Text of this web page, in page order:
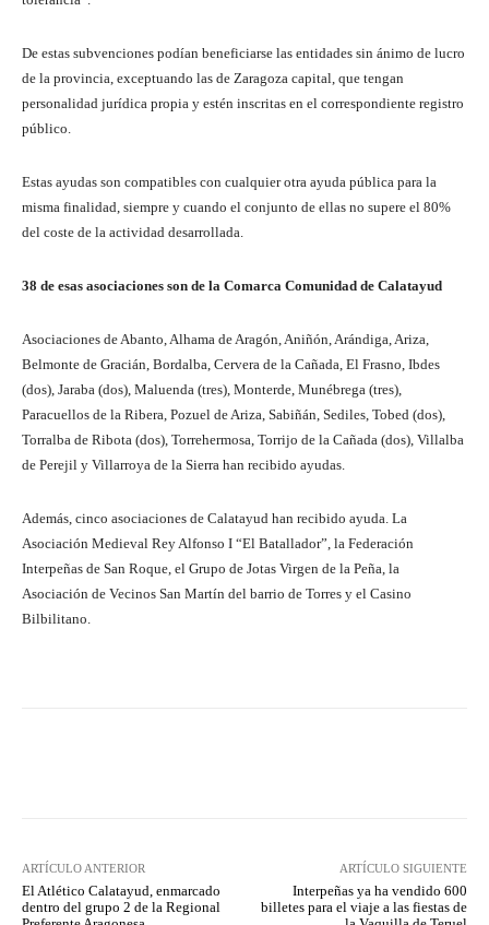
De estas subvenciones podían beneficiarse las entidades sin ánimo de lucro
de la provincia, exceptuando las de Zaragoza capital, que tengan
personalidad jurídica propia y estén inscritas en el correspondiente registro
público.
Estas ayudas son compatibles con cualquier otra ayuda pública para la
misma finalidad, siempre y cuando el conjunto de ellas no supere el 80%
del coste de la actividad desarrollada.
38 de esas asociaciones son de la Comarca Comunidad de Calatayud
Asociaciones de Abanto, Alhama de Aragón, Aniñón, Arándiga, Ariza,
Belmonte de Gracián, Bordalba, Cervera de la Cañada, El Frasno, Ibdes
(dos), Jaraba (dos), Maluenda (tres), Monterde, Munébrega (tres),
Paracuellos de la Ribera, Pozuel de Ariza, Sabiñán, Sediles, Tobed (dos),
Torralba de Ribota (dos), Torrehermosa, Torrijo de la Cañada (dos), Villalba
de Perejil y Villarroya de la Sierra han recibido ayudas.
Además, cinco asociaciones de Calatayud han recibido ayuda. La
Asociación Medieval Rey Alfonso I “El Batallador”, la Federación
Interpeñas de San Roque, el Grupo de Jotas Virgen de la Peña, la
Asociación de Vecinos San Martín del barrio de Torres y el Casino
Bilbilitano.
ARTÍCULO ANTERIOR
El Atlético Calatayud, enmarcado
dentro del grupo 2 de la Regional
ARTÍCULO SIGUIENTE
Interpeñas ya ha vendido 600
billetes para el viaje a las fiestas de